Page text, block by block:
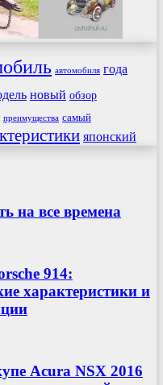
автомобиля года
новый обзор
преимущества самый
японский
на все времена
914:
характеристики и
Acura NSX 2016